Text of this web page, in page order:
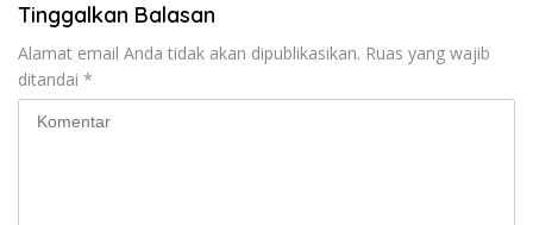
Tinggalkan Balasan
Alamat email Anda tidak akan dipublikasikan. Ruas yang wajib
ditandai *